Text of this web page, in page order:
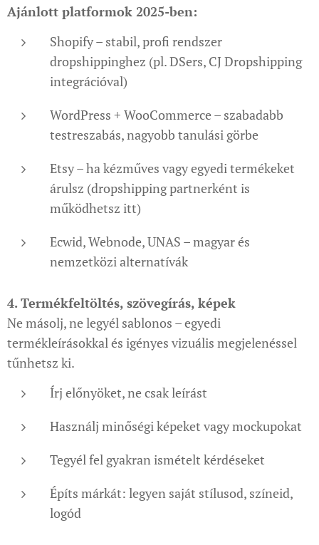
Ajánlott platformok 2025-ben:
Shopify – stabil, profi rendszer
dropshippinghez (pl. DSers, CJ Dropshipping
integrációval)
WordPress + WooCommerce – szabadabb
testreszabás, nagyobb tanulási görbe
Etsy – ha kézműves vagy egyedi termékeket
árulsz (dropshipping partnerként is
működhetsz itt)
Ecwid, Webnode, UNAS – magyar és
nemzetközi alternatívák
4. Termékfeltöltés, szövegírás, képek
Ne másolj, ne legyél sablonos – egyedi
termékleírásokkal és igényes vizuális megjelenéssel
tűnhetsz ki.
Írj előnyöket, ne csak leírást
Használj minőségi képeket vagy mockupokat
Tegyél fel gyakran ismételt kérdéseket
Építs márkát: legyen saját stílusod, színeid,
logód